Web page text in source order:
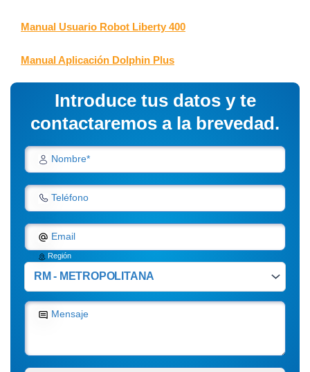
Manual Usuario Robot Liberty 400
Manual Aplicación Dolphin Plus
Introduce tus datos y te
contactaremos a la brevedad.
Nombre*
Teléfono
Email
Región
Mensaje